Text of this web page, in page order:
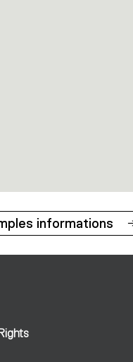
informations